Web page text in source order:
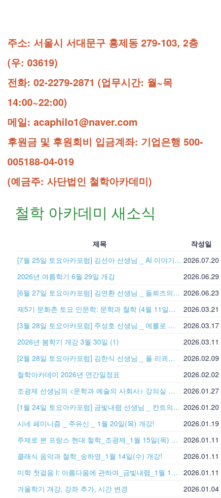
주소: 서울시 서대문구 홍제동 279-103, 2층
(우: 03619)
전화: 02-2279-2871 (업무시간: 월~목
14:00~22:00)
메일: acaphilo1@naver.com
후원금 및 후원회비 입금계좌: 기업은행 500-
005188-04-019
(예금주: 사단법인 철학아카데미)
철학 아카데미 새소식
제목
작성일
[7월 25일 토요아카포럼] 김선아 선생님 _ AI 이야기: 미친 컴퓨터에서 공생자로 2026.07.20
2026년 여름학기 6월 29일 개강
2026.06.29
[6월 27일 토요아카포럼] 김연환 선생님 _ 들뢰즈의 Δ-SF 철학 : 철학의 비철학적 차원과 SF적 무의식 2026.06.23
제5기 문화촌 토요 인문학: 문학과 철학 (4월 11일부터 매주 토요일 11시) + 강의자료
2026.03.21
[3월 28일 토요아카포럼] 주성호 선생님 _ 메를로 퐁티의『지각의 현상학』
2026.03.17
2026년 봄학기 개강 3월 30일 (1)
2026.03.11
[2월 28일 토요아카포럼] 김한식 선생님 _ 폴 리쾨르의해석학과 문학 - 프루스트의『잃어버린 시간을 찾아서』
2026.02.09
철학아카데미 2026년 연간일정표
2026.02.02
조광제 선생님의 <문학과 예술의 사회사> 강의실 변경: 철학아카데미 대강의실
2026.01.27
[1월 24일 토요아카포럼] 금빛내렴 선생님 _ 칸트의 두 가지 아름다움에 관하여 2026.01.20
시네 페미니즘 _ 주유신 _ 1월 20일(목) 개강!
2026.01.19
주제로 본 프랑스 현대 철학_조광제_1월 15일(목) 개강! 2026.01.11
클래식 음악과 철학_송하영_1월 14일(수) 개강!
2026.01.11
미학 첫걸음 I: 아름다움에 관하여_금빛내렴_1월 14일(수) 개강! 2026.01.11
겨울학기 개강, 강좌 추가, 시간 변경
2026.01.04